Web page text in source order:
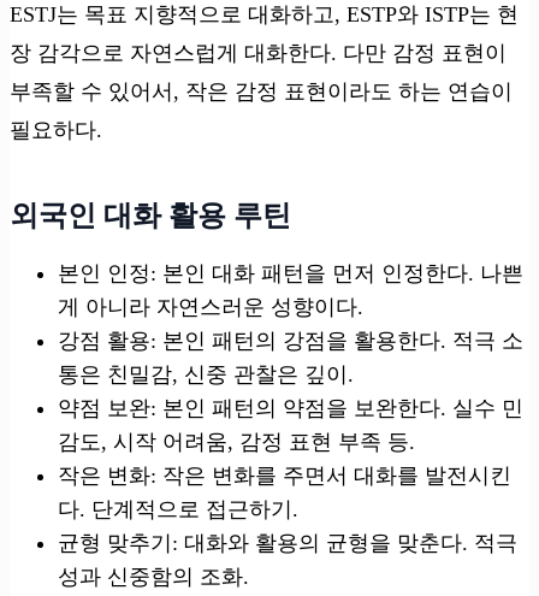
ESTJ는 목표 지향적으로 대화하고, ESTP와 ISTP는 현
장 감각으로 자연스럽게 대화한다. 다만 감정 표현이
부족할 수 있어서, 작은 감정 표현이라도 하는 연습이
필요하다.
외국인 대화 활용 루틴
본인 인정: 본인 대화 패턴을 먼저 인정한다. 나쁜
게 아니라 자연스러운 성향이다.
강점 활용: 본인 패턴의 강점을 활용한다. 적극 소
통은 친밀감, 신중 관찰은 깊이.
약점 보완: 본인 패턴의 약점을 보완한다. 실수 민
감도, 시작 어려움, 감정 표현 부족 등.
작은 변화: 작은 변화를 주면서 대화를 발전시킨
다. 단계적으로 접근하기.
균형 맞추기: 대화와 활용의 균형을 맞춘다. 적극
성과 신중함의 조화.